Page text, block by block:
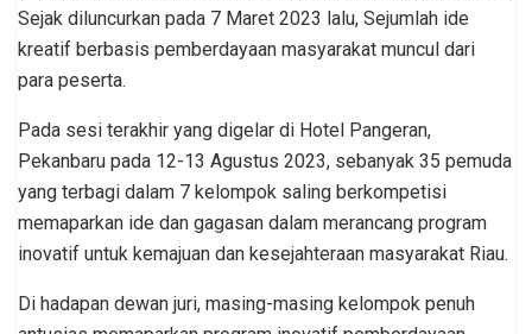
Sejak diluncurkan pada 7 Maret 2023 lalu, Sejumlah ide
kreatif berbasis pemberdayaan masyarakat muncul dari
para peserta.
Pada sesi terakhir yang digelar di Hotel Pangeran,
Pekanbaru pada 12-13 Agustus 2023, sebanyak 35 pemuda
yang terbagi dalam 7 kelompok saling berkompetisi
memaparkan ide dan gagasan dalam merancang program
inovatif untuk kemajuan dan kesejahteraan masyarakat Riau.
Di hadapan dewan juri, masing-masing kelompok penuh